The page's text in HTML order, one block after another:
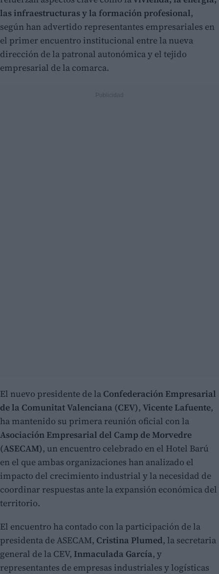
las infraestructuras y la formación profesional,
según han advertido representantes empresariales en
el primer encuentro institucional entre la nueva
dirección de la patronal autonómica y el tejido
empresarial de la comarca.
El nuevo presidente de la Confederación Empresarial
de la Comunitat Valenciana (CEV), Vicente Lafuente,
ha mantenido su primera reunión oficial con la
Asociación Empresarial del Camp de Morvedre
(ASECAM), un encuentro celebrado en el Hotel Barú
en el que ambas organizaciones han analizado el
impacto del crecimiento industrial y la necesidad de
coordinar respuestas ante la expansión económica del
territorio.
El encuentro ha contado con la participación de la
presidenta de ASECAM, Cristina Plumed, la secretaria
general de la CEV, Inmaculada García, y
representantes de empresas industriales y logísticas